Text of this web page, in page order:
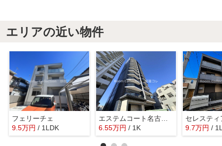
エリアの近い物件
フェリーチェ
9.5万円 / 1LDK
エステムコート名古屋グランツ
6.55万円 / 1K
セレスティ
9.7万円 /